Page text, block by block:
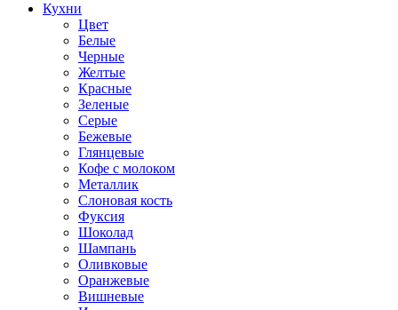
Кухни
Цвет
Белые
Черные
Желтые
Красные
Зеленые
Серые
Бежевые
Глянцевые
Кофе с молоком
Металлик
Слоновая кость
Фуксия
Шоколад
Шампань
Оливковые
Оранжевые
Вишневые